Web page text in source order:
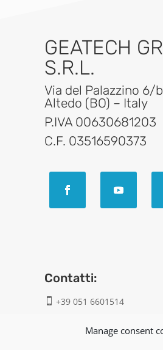
Manage consent
GEATECH
S.R.L.
Via del Palazzino 6/
Altedo (BO) – Italy
P.IVA 00630681203
C.F. 03516590373
Contatti:
 +39 051 6601514
info@geatech.it